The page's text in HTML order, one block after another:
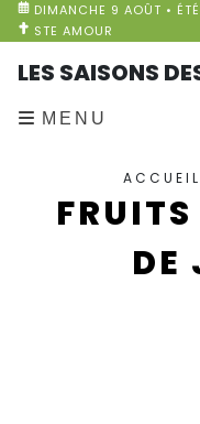
DIMANCHE 9 AOÛT • ÉTÉ
STE AMOUR
LES SAISONS
MENU
ACCUEIL
DE